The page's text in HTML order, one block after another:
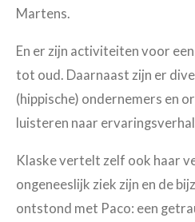
Martens.
En er zijn activiteiten voor
tot oud. Daarnaast zijn er
(hippische) ondernemers en
luisteren naar
Klaske vertelt zelf ook haar
ongeneeslijk ziek zijn en de
ontstond met Paco: een